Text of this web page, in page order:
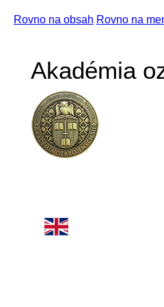
Rovno na obsah Rovno na
Akadémia